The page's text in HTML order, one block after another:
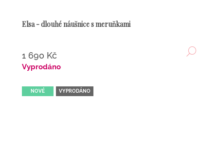
Elsa - dlouhé náušnice s meruňkami
1 690 Kč
Vyprodáno
NOVÉ VYPRODÁNO